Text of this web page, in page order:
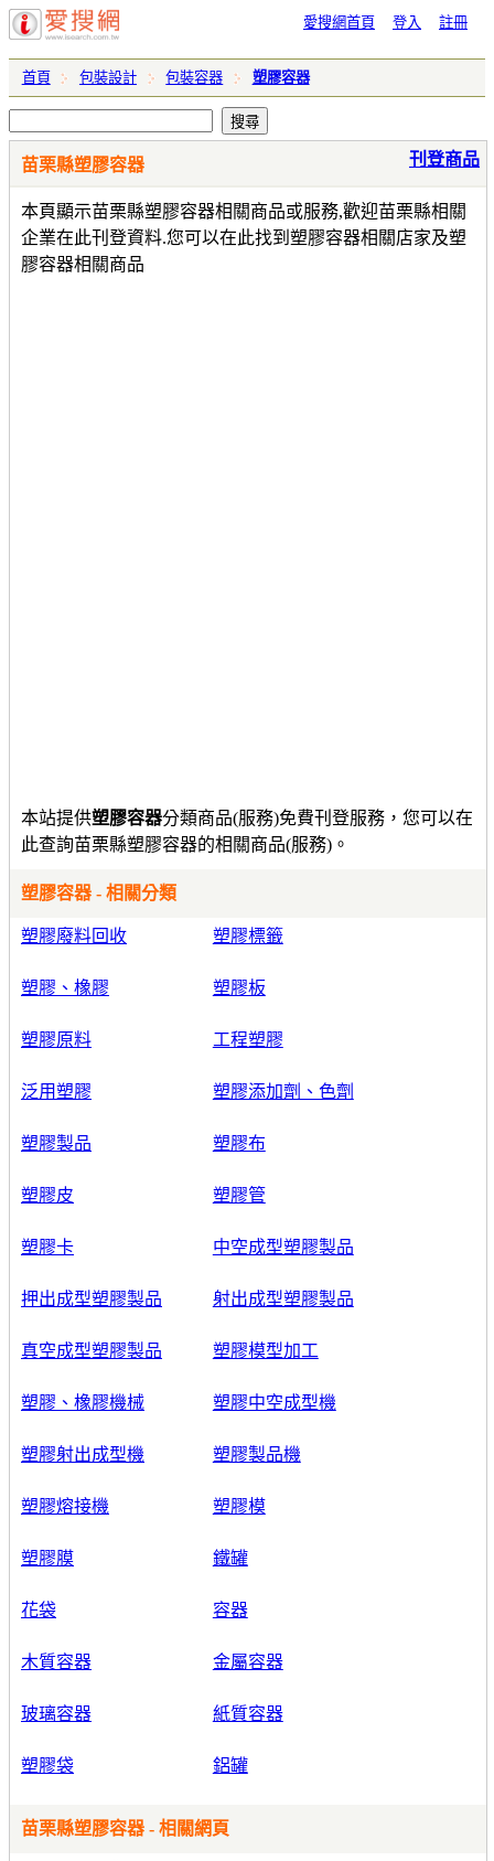
愛搜網首頁 登入 註冊
首頁 包裝設計 包裝容器 塑膠容器
苗栗縣塑膠容器
本頁顯示苗栗縣塑膠容器相關商品或服務,歡迎苗栗縣相關
企業在此刊登資料.您可以在此找到塑膠容器相關店家及塑
膠容器相關商品
刊登商品
本站提供塑膠容器分類商品(服務)免費刊登服務，您可以在
此查詢苗栗縣塑膠容器的相關商品(服務)。
塑膠容器 - 相關分類
塑膠廢料回收 塑膠標籤
塑膠、橡膠 塑膠板
塑膠原料 工程塑膠
泛用塑膠 塑膠添加劑、色劑
塑膠製品 塑膠布
塑膠皮 塑膠管
塑膠卡 中空成型塑膠製品
押出成型塑膠製品 射出成型塑膠製品
真空成型塑膠製品 塑膠模型加工
塑膠、橡膠機械 塑膠中空成型機
塑膠射出成型機 塑膠製品機
塑膠熔接機 塑膠模
塑膠膜 鐵罐
花袋 容器
木質容器 金屬容器
玻璃容器 紙質容器
塑膠袋 鋁罐
苗栗縣塑膠容器 - 相關網頁